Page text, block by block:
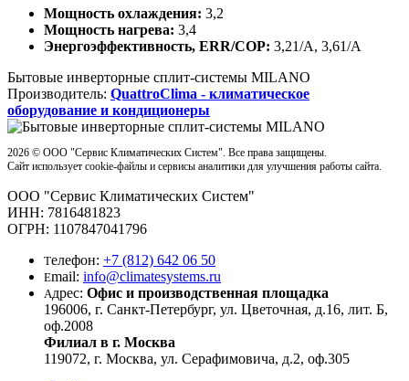
Мощность охлаждения: 3,2
Мощность нагрева: 3,4
Энергоэффективность, ERR/COP: 3,21/А, 3,61/А
Бытовые инверторные сплит-системы MILANO
Производитель: QuattroСlima - климатическое
оборудование и кондиционеры
2026 © OOO "Сервис Климатических Систем". Все права защищены.
Сайт использует cookie-файлы и сервисы аналитики для улучшения работы сайта.
OOO "Сервис Климатических Систем"
ИНН: 7816481823
ОГРН: 1107847041796
Телефон: +7 (812) 642 06 50
Email: info@climatesystems.ru
Адрес: Офис и производственная площадка
196006, г. Санкт-Петербург, ул. Цветочная, д.16, лит. Б,
оф.2008
Филиал в г. Москва
119072, г. Москва, ул. Серафимовича, д.2, оф.305